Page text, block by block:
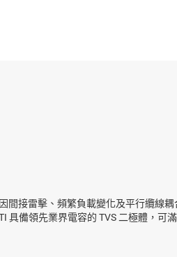
間接雷擊、頻繁負載變化及平行纜線
備領先業界電容的 TVS 二極體，可